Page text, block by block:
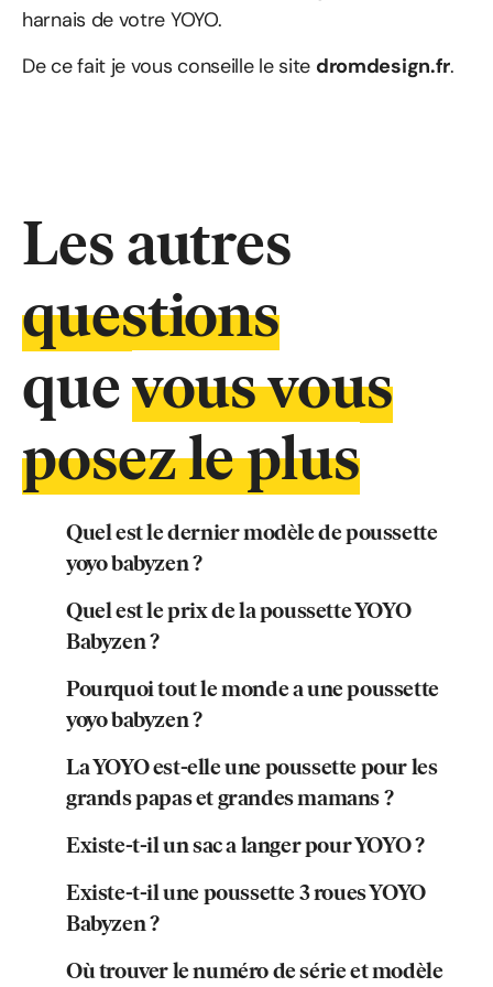
harnais de votre YOYO.
De ce fait je vous conseille le site dromdesign.fr.
Les autres
questions
quevous vous
posez le plus
Quel est le dernier modèle de poussette
yoyo babyzen ?
Quel est le prix de la poussette YOYO
Babyzen ?
Pourquoi tout le monde a une poussette
yoyo babyzen ?
La YOYO est-elle une poussette pour les
grands papas et grandes mamans ?
Existe-t-il un sac a langer pour YOYO ?
Existe-t-il une poussette 3 roues YOYO
Babyzen ?
Où trouver le numéro de série et modèle